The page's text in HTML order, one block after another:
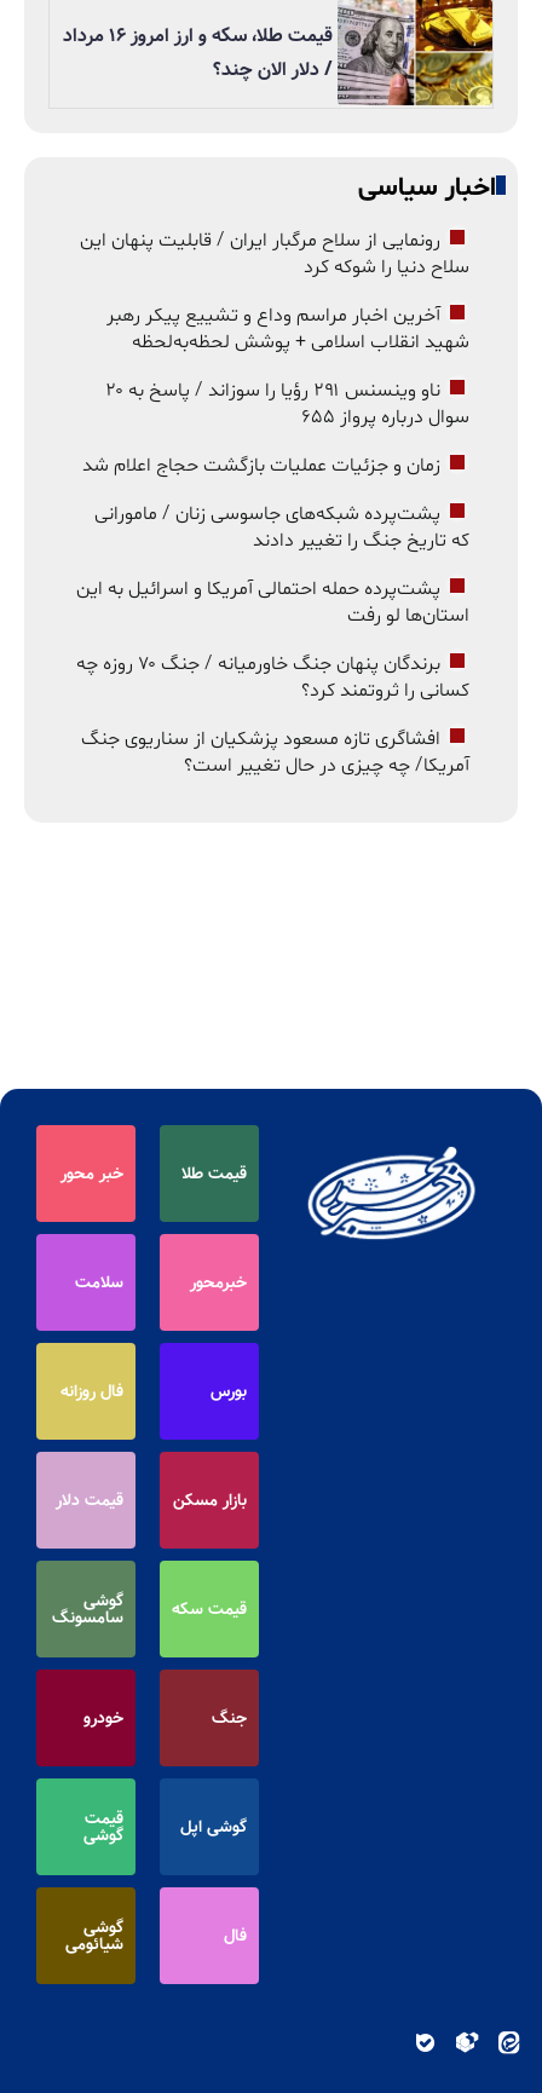
قیمت طلا، سکه و ارز امروز ۱۶ مرداد
/ دلار الان چند؟
اخبار سیاسی
رونمایی از سلاح مرگبار ایران / قابلیت پنهان این
سلاح دنیا را شوکه کرد
آخرین اخبار مراسم وداع و تشییع پیکر رهبر
شهید انقلاب اسلامی + پوشش لحظه‌به‌لحظه
ناو وینسنس ۲۹۱ رؤیا را سوزاند / پاسخ به ۲۰
سوال درباره پرواز ۶۵۵
زمان و جزئیات عملیات بازگشت حجاج اعلام شد
پشت‌پرده شبکه‌های جاسوسی زنان / مامورانی
که تاریخ جنگ را تغییر دادند
پشت‌پرده حمله احتمالی آمریکا و اسرائیل به این
استان‌ها لو رفت
برندگان پنهان جنگ خاورمیانه / جنگ ۷۰ روزه چه
کسانی را ثروتمند کرد؟
افشاگری تازه مسعود پزشکیان از سناریوی جنگ
آمریکا/ چه چیزی در حال تغییر است؟
قیمت طلا خبر محور
خبرمحور سلامت
بورس فال روزانه
بازار مسکن قیمت دلار
قیمت سکه گوشی
سامسونگ
جنگ خودرو
گوشی اپل قیمت
گوشی
فال گوشی
شیائومی